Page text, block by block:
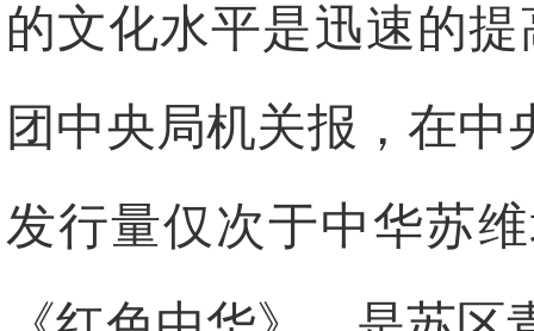
的文化水平是迅速的
团中央局机关报，在中
发行量仅次于中华苏